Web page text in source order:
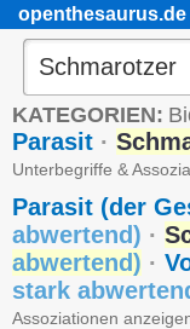
openthesaurus.de
KATEGORIEN:
Parasit ·
Unterbegriffe &
Parasit (der
abwertend) ·
abwertend) ·
stark
Assoziationen